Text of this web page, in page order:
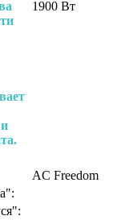
1900 Вт
AC Freedom